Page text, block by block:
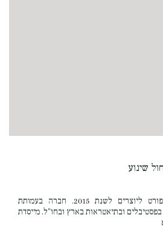
שינוע
זוכת פרס שרת התרבות והספורט ליוצרים לשנת 2015. חברה בעמותת
בפסטיבלים ובתיאטראות בארץ ובחו"ל. מייסדת